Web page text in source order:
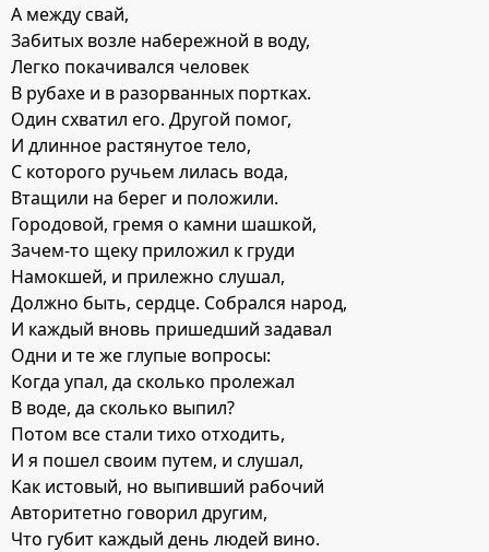
А между свай,
Забитых возле набережной в воду,
Легко покачивался человек
В рубахе и в разорванных портках.
Один схватил его. Другой помог,
И длинное растянутое тело,
С которого ручьем лилась вода,
Втащили на берег и положили.
Городовой, гремя о камни шашкой,
Зачем-то щеку приложил к груди
Намокшей, и прилежно слушал,
Должно быть, сердце. Собрался народ,
И каждый вновь пришедший задавал
Одни и те же глупые вопросы:
Когда упал, да сколько пролежал
В воде, да сколько выпил?
Потом все стали тихо отходить,
И я пошел своим путем, и слушал,
Как истовый, но выпивший рабочий
Авторитетно говорил другим,
Что губит каждый день людей вино.